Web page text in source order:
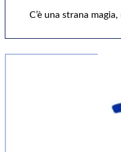
C’è una strana